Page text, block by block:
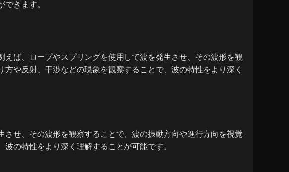
きます。
ば、ロープやスプリングを使用して波を発生させ、その波形を観
や反射、干渉などの現象を観察することで、波の特性をより深く
せ、その波形を観察することで、波の振動方向や進行方向を視覚
の特性をより深く理解することが可能です。